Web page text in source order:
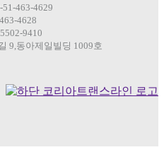
51-463-4629
4628
9410
9,동아제일빌딩 1009호